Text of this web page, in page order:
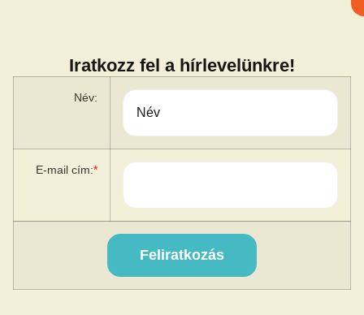
Iratkozz fel a hírlevelünkre!
Név:
E-mail cím:*